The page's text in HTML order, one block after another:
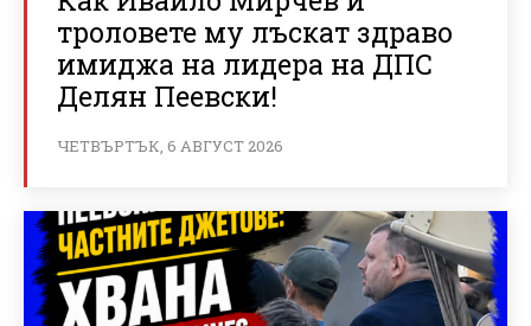
троловете му лъскат здраво
имиджа на лидера на ДПС
Делян Пеевски!
ЧЕТВЪРТЪК, 6 АВГУСТ 2026